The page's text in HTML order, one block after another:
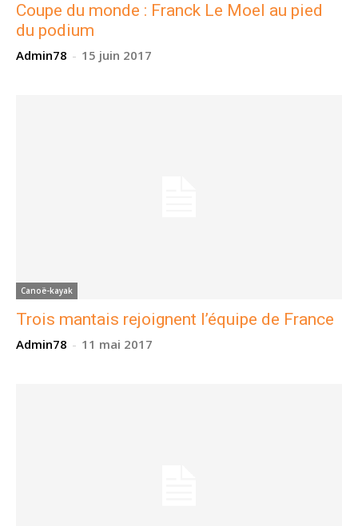
Coupe du monde : Franck Le Moel au pied
du podium
Admin78 - 15 juin 2017
Canoë-kayak
Trois mantais rejoignent l’équipe de France
Admin78 - 11 mai 2017